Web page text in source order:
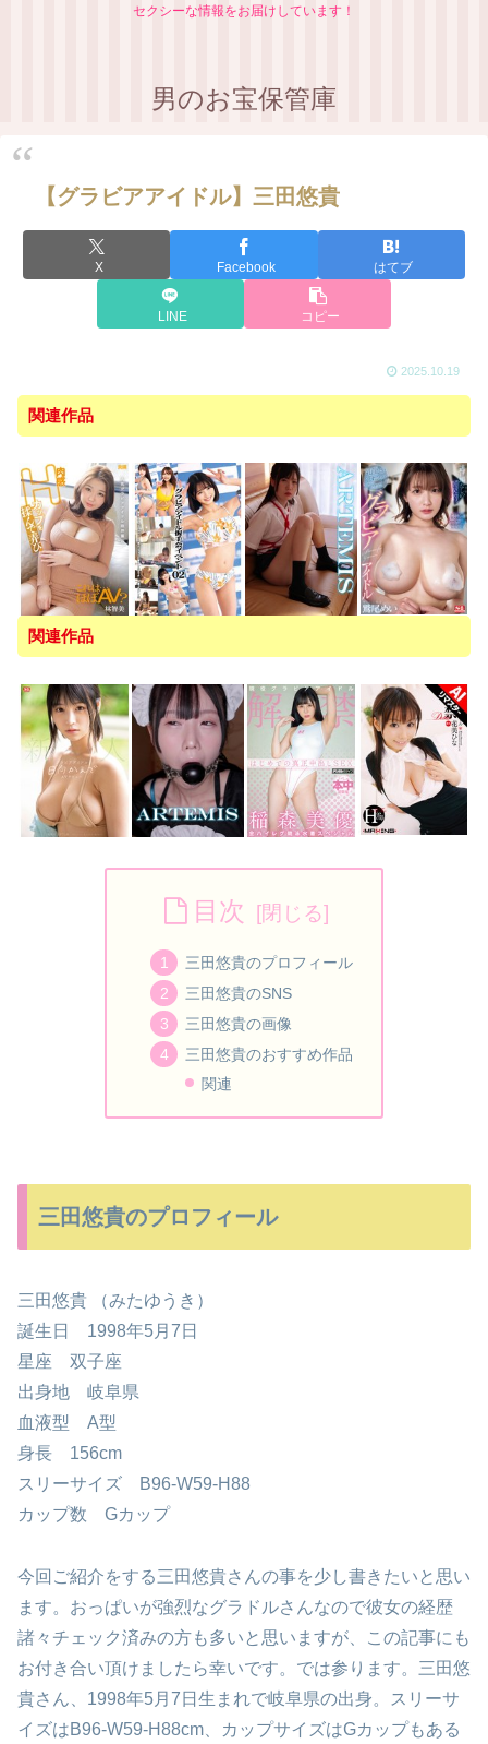
セクシーな情報をお届けしています！
男のお宝保管庫
【グラビアアイドル】三田悠貴
X Facebook はてブ
LINE コピー
2025.10.19
関連作品
関連作品
目次
三田悠貴のプロフィール
三田悠貴のSNS
三田悠貴の画像
三田悠貴のおすすめ作品
関連
三田悠貴のプロフィール
三田悠貴 （みたゆうき）
誕生日 1998年5月7日
星座 双子座
出身地 岐阜県
血液型 A型
身長 156cm
スリーサイズ B96-W59-H88
カップ数 Gカップ
今回ご紹介をする三田悠貴さんの事を少し書きたいと思い
ます。おっぱいが強烈なグラドルさんなので彼女の経歴
諸々チェック済みの方も多いと思いますが、この記事にも
お付き合い頂けましたら幸いです。では参ります。三田悠
貴さん、1998年5月7日生まれで岐阜県の出身。スリーサ
イズはB96-W59-H88cm、カップサイズはGカップもある